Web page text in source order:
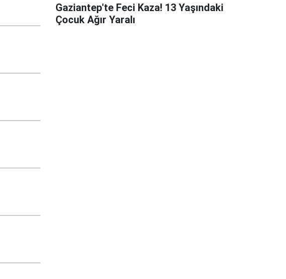
Gaziantep'te Feci Kaza! 13 Yaşındaki
Çocuk Ağır Yaralı